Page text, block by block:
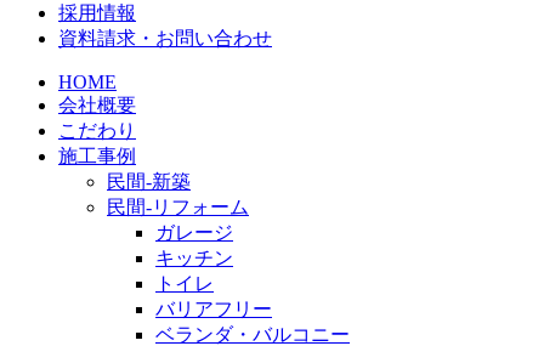
採用情報
資料請求・お問い合わせ
HOME
会社概要
こだわり
施工事例
民間-新築
民間-リフォーム
ガレージ
キッチン
トイレ
バリアフリー
ベランダ・バルコニー